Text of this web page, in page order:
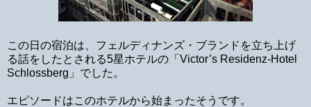
この日の宿泊は、フェルディナンズ・ブランドを立ち上げ
る話をしたとされる5星ホテルの「Victor’s Residenz-Hotel
Schlossberg」でした。
エピソードはこのホテルから始まったそうです。